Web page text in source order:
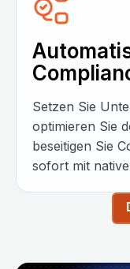
Setzen Sie
optimieren Sie
beseitigen Sie
sofort mit